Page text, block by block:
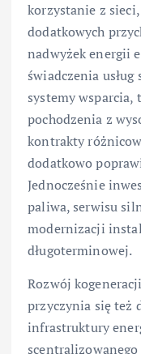
korzystanie z
dodatkowych
nadwyżek energii
świadczenia
systemy wsparcia,
pochodzenia z
kontrakty
dodatkowo
Jednocześnie
paliwa, serwisu
modernizacji
długoterminowej.
Rozwój
przyczynia się też
infrastruktury